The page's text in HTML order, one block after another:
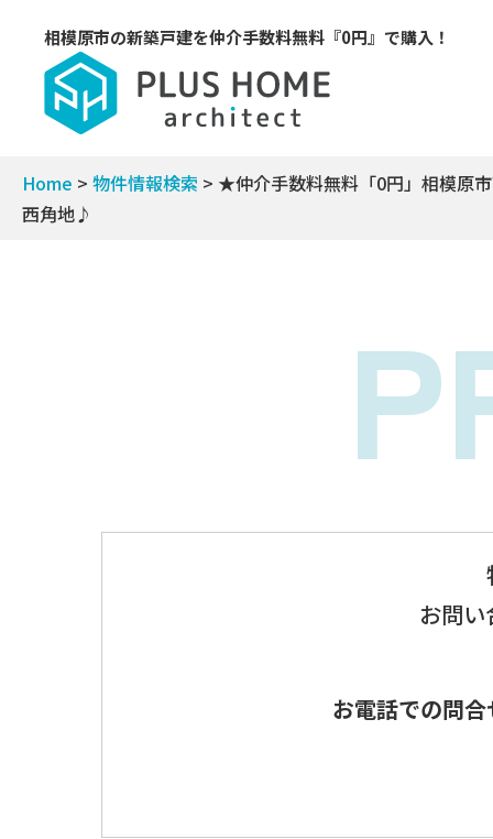
相模原市の新築戸建を仲介手数料無料『0円』で購入！
Home > 物件情報検索 > ★仲介手数料無料「0円」相模原
西角地♪
お問
お電話での問合